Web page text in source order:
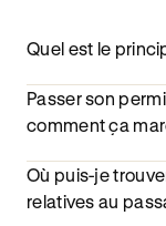
Quel est le
Passer son
comment ça
Où puis-je
relatives au